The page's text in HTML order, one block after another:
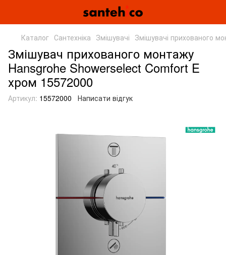
Каталог Сантехніка Змішувачі Змішувачі прихованого
Змішувач прихованого монтажу
Hansgrohe Showerselect Comfort E
хром 15572000
Артикул: 15572000 Написати відгук